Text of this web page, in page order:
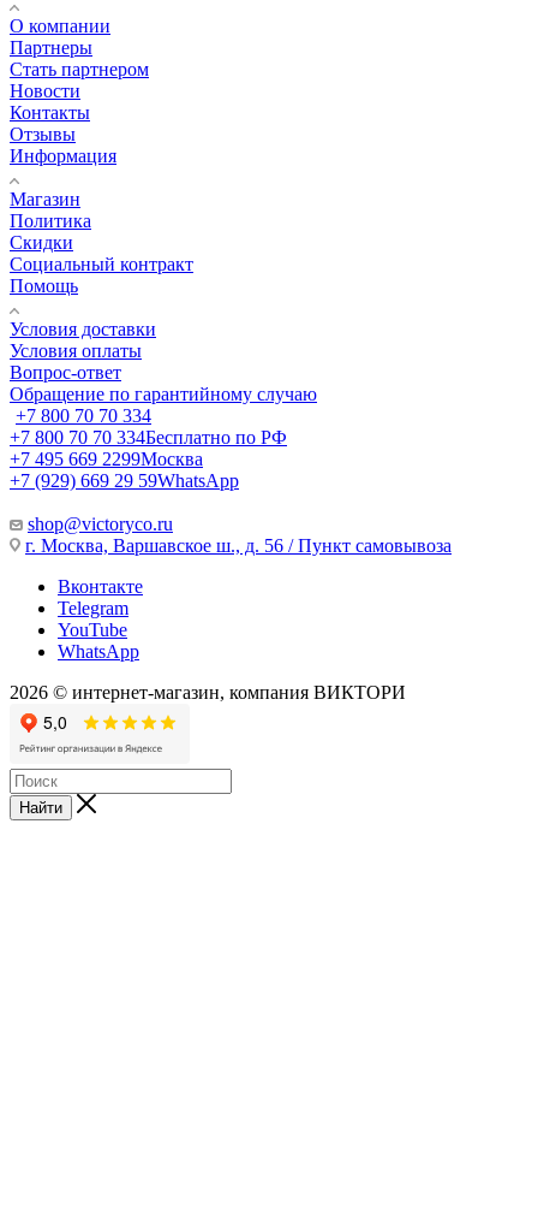
О компании
Партнеры
Стать партнером
Новости
Контакты
Отзывы
Информация
Магазин
Политика
Скидки
Социальный контракт
Помощь
Условия доставки
Условия оплаты
Вопрос-ответ
Обращение по гарантийному случаю
+7 800 70 70 334
+7 800 70 70 334Бесплатно по РФ
+7 495 669 2299Москва
+7 (929) 669 29 59WhatsApp
shop@victoryco.ru
г. Москва, Варшавское ш., д. 56 / Пункт самовывоза
Вконтакте
Telegram
YouTube
WhatsApp
2026 © интернет-магазин, компания ВИКТОРИ
Найти